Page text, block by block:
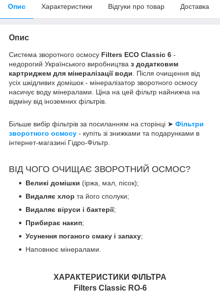
Опис Характеристики Відгуки про товар Доставка
Опис
Система зворотного осмосу Filters ECO Classic 6 -
недорогий Українського виробництва з додатковим
картриджем для мінералізації води . Після очищення від
усіх шкідливих домішок - мінералізатор зворотного осмосу
насичує воду мінералами. Ціна на цей фільтр найнижча на
відміну від іноземних фільтрів.
Більше вибір фільтрів за посиланням на сторінці ➤ Фільтри
зворотного осмосу - купіть зі знижками та подарунками в
інтернет-магазині Гідро-Фільтр.
ВІД ЧОГО ОЧИЩАЄ ЗВОРОТНИЙ ОСМОС?
Великі домішки (іржа, мал, пісок);
Видаляє хлор та його сполуки;
Видаляє віруси і бактерії;
Прибирає накип;
Усунення поганого смаку і запаху;
Наповнює мінералами.
ХАРАКТЕРИСТИКИ ФІЛЬТРА
Filters Classic RO-6